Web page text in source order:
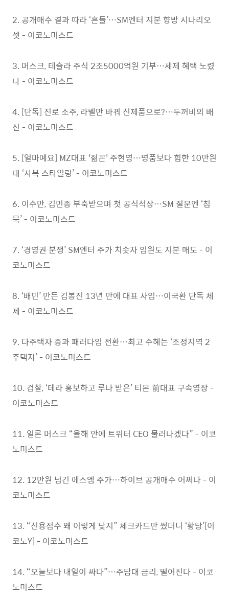
2. 공개매수 결과 따라 ‘흔들’…SM엔터 지분 향방 시나리오
셋 - 이코노미스트
3. 머스크, 테슬라 주식 2조5000억원 기부…세제 혜택 노렸
나 - 이코노미스트
4. [단독] 진로 소주, 라벨만 바꿔 신제품으로?…두꺼비의 배
신 - 이코노미스트
5. [얼마예요] MZ대표 '젊꼰' 주현영…명품보다 힙한 10만원
대 ‘사복 스타일링’ - 이코노미스트
6. 이수만, 김민종 부축받으며 첫 공식석상…SM 질문엔 ‘침
묵’ - 이코노미스트
7. ‘경영권 분쟁’ SM엔터 주가 치솟자 임원도 지분 매도 - 이
코노미스트
8. ‘배민’ 만든 김봉진 13년 만에 대표 사임…이국환 단독 체
제 - 이코노미스트
9. 다주택자 중과 패러다임 전환…최고 수혜는 ‘조정지역 2
주택자’ - 이코노미스트
10. 검찰, ‘테라 홍보하고 루나 받은’ 티몬 前대표 구속영장 -
이코노미스트
11. 일론 머스크 “올해 안에 트위터 CEO 물러나겠다” - 이코
노미스트
12. 12만원 넘긴 에스엠 주가…하이브 공개매수 어쩌나 - 이
코노미스트
13. “신용점수 왜 이렇게 낮지” 체크카드만 썼더니 ‘황당’[이
코노Y] - 이코노미스트
14. “오늘보다 내일이 싸다”…주담대 금리, 떨어진다 - 이코
노미스트